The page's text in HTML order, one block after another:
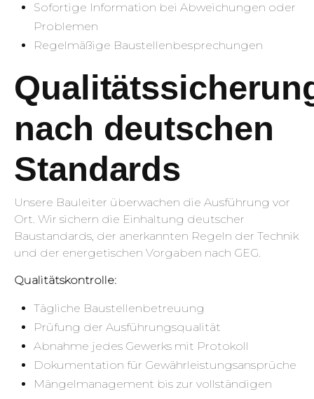
Sofortige Information bei Abweichungen oder
Problemen
Regelmäßige Baustellenbesprechungen
nach deutschen
Standards
Unsere Bauleiter überwachen die Ausführung vor
Ort. Wir sichern die Einhaltung deutscher
Baustandards, der anerkannten Regeln der Technik
und der energetischen Vorgaben nach GEG.
Qualitätskontrolle:
Tägliche Baustellenbetreuung
Prüfung der Ausführungsqualität
Abnahme jedes Gewerks mit Protokoll
Dokumentation für Gewährleistungsansprüche
Mängelmanagement bis zur vollständigen